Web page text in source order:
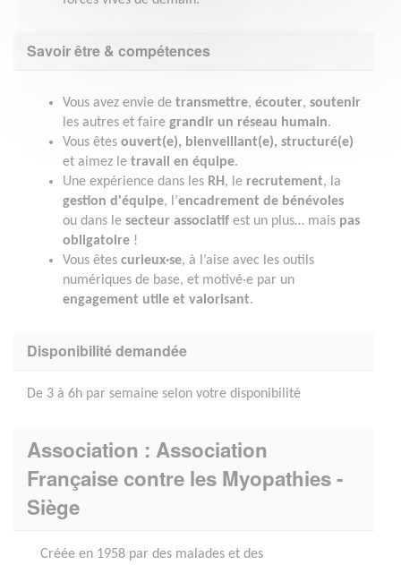
Savoir être & compétences
Vous avez envie de transmettre, écouter, soutenir
les autres et faire grandir un réseau humain.
Vous êtes ouvert(e), bienveillant(e), structuré(e)
et aimez le travail en équipe.
Une expérience dans les RH , le recrutement, la
gestion d'équipe, l’encadrement de bénévoles
ou dans le secteur associatif est un plus… mais pas
obligatoire !
Vous êtes curieux·se, à l’aise avec les outils
numériques de base, et motivé·e par un
engagement utile et valorisant.
Disponibilité demandée
De 3 à 6h par semaine selon votre disponibilité
Association : Association
Française contre les Myopathies -
Siège
Créée en 1958 par des malades et des